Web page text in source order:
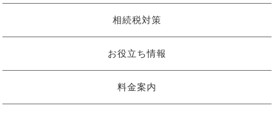
相続税対策
お役立ち情報
料金案内